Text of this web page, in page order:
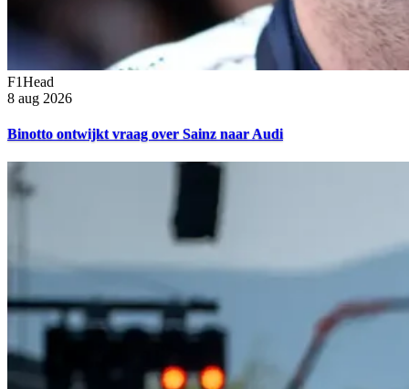
F1Head
8 aug 2026
Binotto ontwijkt vraag over Sainz naar Audi